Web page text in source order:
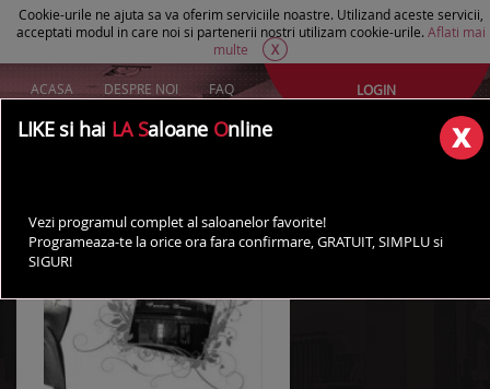
Cookie-urile ne ajuta sa va oferim serviciile noastre. Utilizand aceste servicii,
acceptati modul in care noi si partenerii nostri utilizam cookie-urile. Aflati mai
multe
X
ACASA DESPRE NOI FAQ
AI UN SALON?
LOGIN
LIKE si hai LA Saloane Online
Vezi programul complet al saloanelor favorite!
Programeaza-te la orice ora fara confirmare, GRATUIT, SIMPLU si
SIGUR!